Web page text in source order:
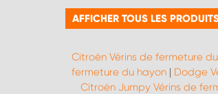
AFFICHER TOUS LES
Citroën Vérins de fermeture
fermeture du hayon| Dodge
Citroën Jumpy Vérins de